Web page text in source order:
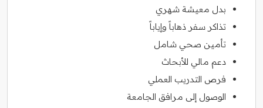
بدل معيشة شهري
تذاكر سفر ذهاباً وإياباً
تأمين صحي شامل
دعم مالي للأبحاث
فرص التدريب العملي
الوصول إلى مرافق الجامعة